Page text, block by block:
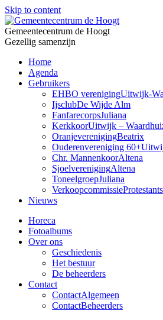
Skip to content
Gemeentecentrum de Hoogt
Gezellig samenzijn
Home
Agenda
Gebruikers
EHBO verenigingUitwijk-
IjsclubDe Wijde Alm
FanfarecorpsJuliana
KerkkoorUitwijk –
OranjeverenigingBeatrix
Ouderenvereniging 60+
Chr. MannenkoorAltena
SjoelverenigingAltena
ToneelgroepJuliana
Verkoopcommissie
Nieuws
Horeca
Fotoalbums
Over ons
Geschiedenis
Het bestuur
De beheerders
Contact
ContactAlgemeen
ContactBeheerders